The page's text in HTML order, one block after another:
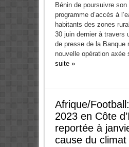
Bénin de poursuivre son
programme d’accès à
habitants des zones
30 juin dernier à travers
de presse de la Banque
nouvelle opération axée
suite »
Afrique/
2023 en Côte
reportée à
cause du climat